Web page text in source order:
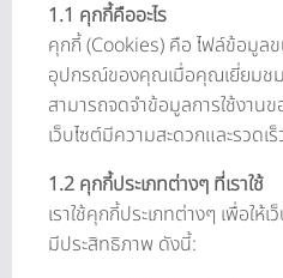
1.1 คุกกี้คืออะไร
คุกกี้ (Cookies) คือ ไฟล์ข้อมูลข
อุปกรณ์ของคุณเมื่อคุณเยี่ยมชม
สามารถจดจำข้อมูลการใช้งาน
เว็บไซต์มีความสะดวกและรวดเ
1.2 คุกกี้ประเภทต่างๆ ที่เราใช้
เราใช้คุกกี้ประเภทต่างๆ เพื่อให้
มีประสิทธิภาพ ดังนี้: